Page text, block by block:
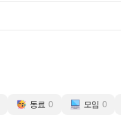
동료 0 모임 0